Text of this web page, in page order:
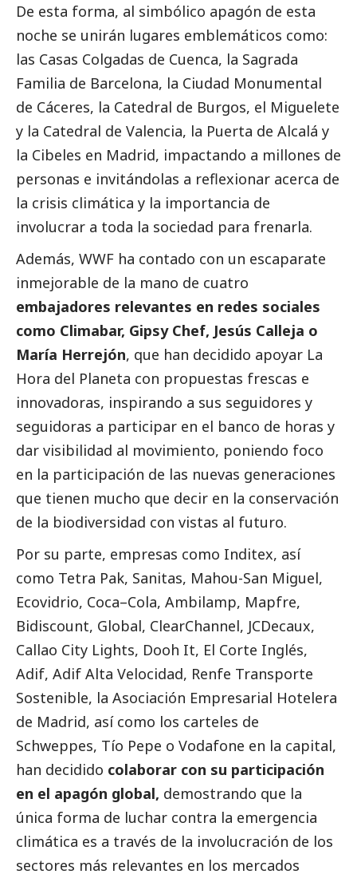
De esta forma, al simbólico apagón de esta
noche se unirán lugares emblemáticos como:
las Casas Colgadas de Cuenca, la Sagrada
Familia de Barcelona, la Ciudad Monumental
de Cáceres, la Catedral de Burgos, el Miguelete
y la Catedral de Valencia, la Puerta de Alcalá y
la Cibeles en Madrid, impactando a millones de
personas e invitándolas a reflexionar acerca de
la crisis climática y la importancia de
involucrar a toda la sociedad para frenarla.
Además, WWF ha contado con un escaparate
inmejorable de la mano de cuatro
embajadores relevantes en redes sociales
como Climabar, Gipsy Chef, Jesús Calleja o
María Herrejón, que han decidido apoyar La
Hora del Planeta con propuestas frescas e
innovadoras, inspirando a sus seguidores y
seguidoras a participar en el banco de horas y
dar visibilidad al movimiento, poniendo foco
en la participación de las nuevas generaciones
que tienen mucho que decir en la conservación
de la biodiversidad con vistas al futuro.
Por su parte, empresas como Inditex, así
como Tetra Pak, Sanitas, Mahou-San Miguel,
Ecovidrio, Coca–Cola, Ambilamp, Mapfre,
Bidiscount, Global, ClearChannel, JCDecaux,
Callao City Lights, Dooh It, El Corte Inglés,
Adif, Adif Alta Velocidad, Renfe Transporte
Sostenible, la Asociación Empresarial Hotelera
de Madrid, así como los carteles de
Schweppes, Tío Pepe o Vodafone en la capital,
han decidido colaborar con su participación
en el apagón global, demostrando que la
única forma de luchar contra la emergencia
climática es a través de la involucración de los
sectores más relevantes en los mercados